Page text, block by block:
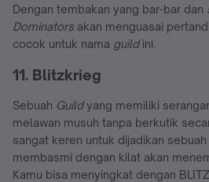
Dengan tembakan yang bar-bar dan
Dominators akan menguasai
cocok untuk nama guild ini.
11. Blitzkrieg
Sebuah Guildyang memiliki
melawan musuh tanpa berkutik
sangat keren untuk dijadikan sebuah
membasmi dengan kilat akan
Kamu bisa menyingkat dengan